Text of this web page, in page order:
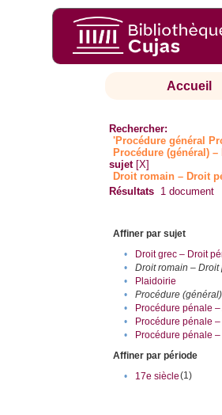
Accueil
Rechercher:
'Procédure général
Procédure (général)
sujet [X]
Droit romain – Droit
Résultats 1 document
Affiner par sujet
•
Droit grec – Droit
•
Droit romain – Droit
•
Plaidoirie
•
Procédure
•
Procédure pénale
•
Procédure pénale
•
Procédure pénale
Affiner par période
•
17e siècle(1)